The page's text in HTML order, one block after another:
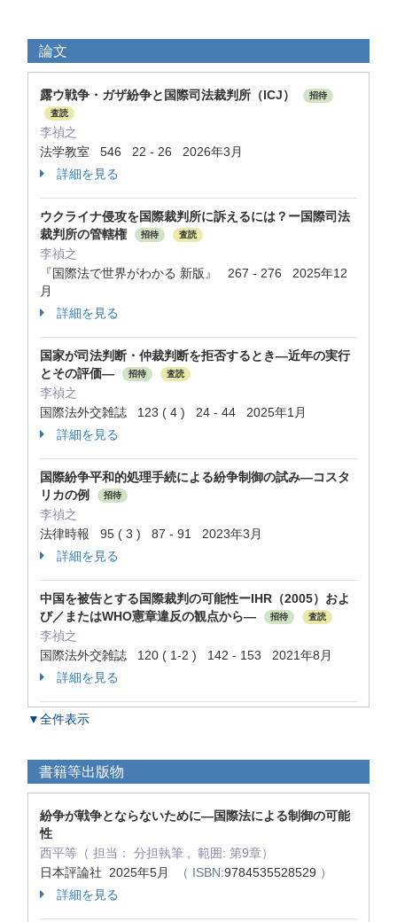
論文
露ウ戦争・ガザ紛争と国際司法裁判所（ICJ）
招待
査読
李禎之
法学教室 546 22 - 26 2026年3月
詳細を見る
ウクライナ侵攻を国際裁判所に訴えるには？ー国際司法
裁判所の管轄権
招待 査読
李禎之
『国際法で世界がわかる 新版』 267 - 276 2025年12
月
詳細を見る
国家が司法判断・仲裁判断を拒否するとき―近年の実行
とその評価―
招待 査読
李禎之
国際法外交雑誌 123 ( 4 ) 24 - 44 2025年1月
詳細を見る
国際紛争平和的処理手続による紛争制御の試み―コスタ
リカの例
招待
李禎之
法律時報 95 ( 3 ) 87 - 91 2023年3月
詳細を見る
中国を被告とする国際裁判の可能性ーIHR（2005）およ
び／またはWHO憲章違反の観点から―
招待 査読
李禎之
国際法外交雑誌 120 ( 1-2 ) 142 - 153 2021年8月
詳細を見る
▼全件表示
書籍等出版物
紛争が戦争とならないために―国際法による制御の可能
性
西平等（ 担当： 分担執筆 , 範囲: 第9章）
日本評論社 2025年5月
（ ISBN:9784535528529 ）
詳細を見る